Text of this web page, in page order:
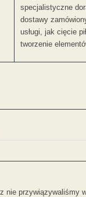
specjalistyczne
dostawy
usługi, jak cięcie
tworzenie
nie